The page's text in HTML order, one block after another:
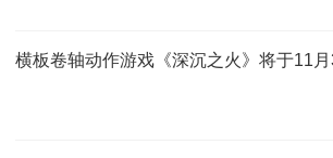
横板卷轴动作游戏《深沉之火》将于11